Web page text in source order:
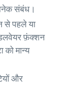
संबंध।
पहले या
फ़ंक्शन
मान्य
और